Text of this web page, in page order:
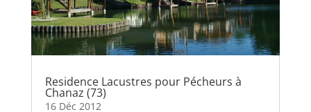
Residence Lacustres pour Pécheurs à
Chanaz (73)
16 Déc 2012